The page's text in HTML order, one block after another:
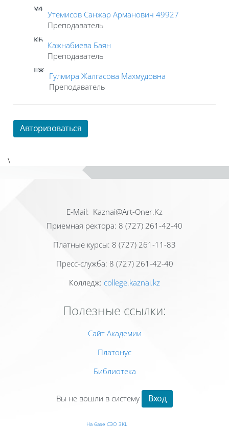
У4
Утемисов Санжар Арманович 49927
Преподаватель
КБ
Кажнабиева Баян
Преподаватель
ГЖ
Гулмира Жалгасова Махмудовна
Преподаватель
Авторизоваться
\
Е-Mail: Kaznai@Art-Oner.Kz
Приемная ректора: 8 (727) 261-42-40
Платные курсы: 8 (727) 261-11-83
Пресс-служба: 8 (727) 261-42-40
Колледж: college.kaznai.kz
Полезные ссылки:
Сайт Академии
Платонус
Библиотека
Вы не вошли в систему Вход
На базе СЭО 3KL